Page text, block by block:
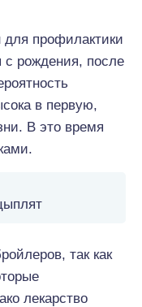
профилактики
с рождения, после
в первую,
В это время
так как
лекарство